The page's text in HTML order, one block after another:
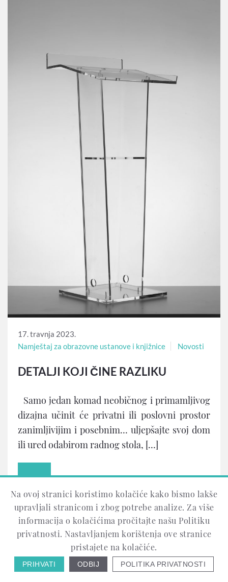
17. travnja 2023.
Namještaj za obrazovne ustanove i knjižnice
Novosti
DETALJI KOJI ČINE RAZLIKU
Samo jedan komad neobičnog i primamljivog
dizajna učinit će privatni ili poslovni prostor
zanimljivijim i posebnim… uljepšajte svoj dom
ili ured odabirom radnog stola, […]
Na ovoj stranici koristimo kolačiće kako bismo lakše
upravljali stranicom i zbog potrebe analize. Za više
informacija o kolačićima pročitajte našu Politiku
privatnosti. Nastavljanjem korištenja ove stranice
pristajete na kolačiće.
PRIHVATI ODBIJ POLITIKA PRIVATNOSTI